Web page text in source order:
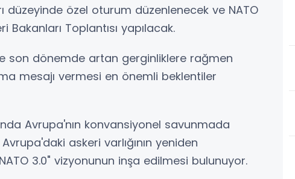
düzeyinde özel oturum düzenlenecek ve NATO
Bakanları Toplantısı yapılacak.
son dönemde artan gerginliklere rağmen
mesajı vermesi en önemli beklentiler
Avrupa'nın konvansiyonel savunmada
askeri varlığının yeniden
3.0" vizyonunun inşa edilmesi bulunuyor.